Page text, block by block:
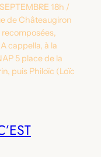
18h /
de Châteaugiron
cappella, à la
5 place de la
puis Philoïc (Loïc